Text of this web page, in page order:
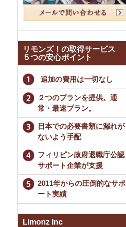
リモンズ！の取得サービス
５つの安心ポイント
追加の費用は一切なし
２つのプランを提供。通
常・最速プラン。
日本での必要書類に漏れが
ないよう手配
フィリピン政府退職庁公認
サポート企業が支援
2011年からの圧倒的なサポ
ート実績
Limonz Inc